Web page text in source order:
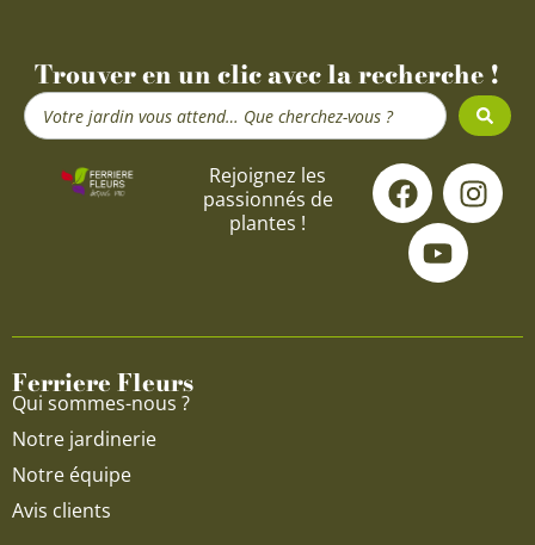
Trouver en un clic avec la recherche !
Search
...
Rejoignez les
passionnés de
plantes !
F
a
c
e
o
I
n
s
g
Y
o
u
t
u
b
Ferriere Fleurs
Qui sommes-nous ?
Notre jardinerie
Notre équipe
Avis clients